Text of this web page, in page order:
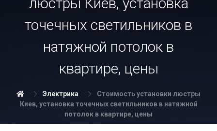
точечных светильников в
натяжной потолок в
квартире, цены
Электрика
Стоимость установки люстры
Киев, установка точечных светильников в натяжной
потолок в квартире, цены